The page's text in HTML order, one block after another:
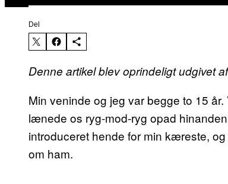
Del
Denne artikel blev oprindeligt udgivet
Min veninde og jeg var begge to 15
lænede os ryg-mod-ryg opad
introduceret hende for min kæreste,
om ham.